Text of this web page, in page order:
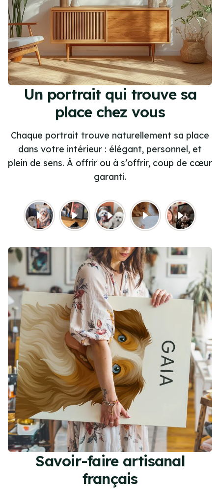
Un portrait qui trouve sa
place chez vous
Chaque portrait trouve naturellement sa place
dans votre intérieur : élégant, personnel, et
plein de sens. À offrir ou à s’offrir, coup de cœur
garanti.
Savoir-faire artisanal
français